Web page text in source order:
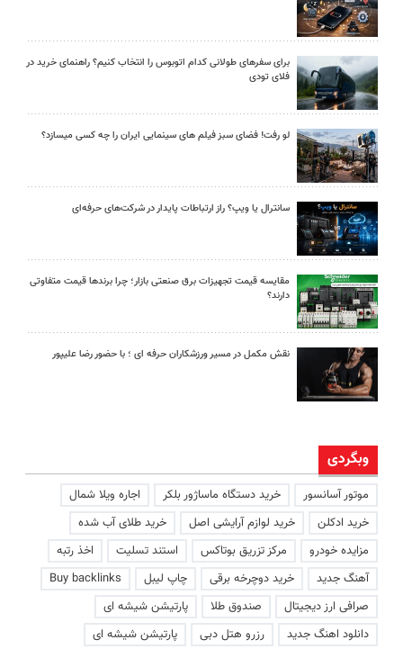
برای سفرهای طولانی کدام اتوبوس را انتخاب کنیم؟ راهنمای خرید در
فلای تودی
لو رفت! فضای سبز فیلم های سینمایی ایران را چه کسی میسازد؟
سانترال یا ویپ؟ راز ارتباطات پایدار در شرکت‌های حرفه‌ای
مقایسه قیمت تجهیزات برق صنعتی بازار؛ چرا برندها قیمت متفاوتی
دارند؟
نقش مکمل در مسیر ورزشکاران حرفه ای ؛ با حضور رضا علیپور
وبگردی
موتور آسانسور خرید دستگاه ماساژور بلکر
اجاره ویلا شمال
خرید ادکلن
خرید لوازم آرایشی اصل
خرید طلای آب شده
مزایده خودرو
مرکز تزریق بوتاکس استند تسلیت
اخذ رتبه
آهنگ جدید
خرید دوچرخه برقی چاپ لیبل
Buy backlinks
صرافی ارز دیجیتال
صندوق طلا
پارتیشن شیشه ای
دانلود اهنگ جدید
رزرو هتل دبی پارتیشن شیشه ای